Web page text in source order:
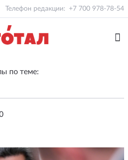
Телефон редакции: +7 700 978-78-54
по теме: